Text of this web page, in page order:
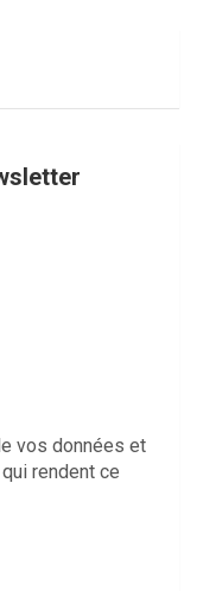
vos données et
rendent ce